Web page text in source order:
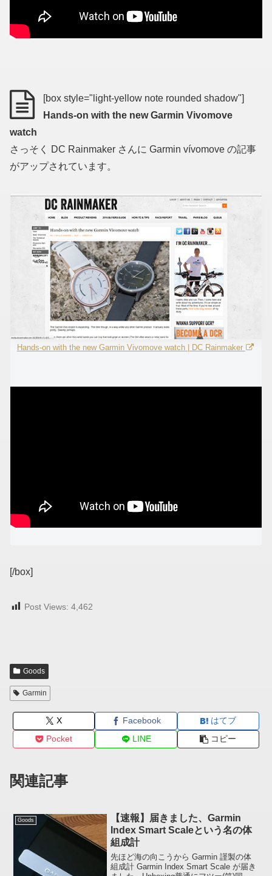
[box style="light-yellow note rounded shadow"]
Hands-on with the new Garmin Vivomove
watch
さっそく DC Rainmaker さんに Garmin vívomove の記事
がアップされています。
Hands-on with the new Garmin Vivomove watch | DC Rainmaker
[/box]
Post Views: 4,462
Goods
Garmin
X Facebook
はてブ
Pocket
LINE コピー
関連記事
Goods
【速報】届きました、Garmin
Index Smart Scaleという名の体
組成計
先ほど海の向こうから Garmin 謹製の体
組成計 Garmin Index Smart Scale が届き